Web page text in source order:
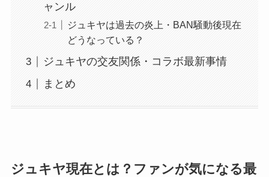
ャンル
ジュキヤは過去の炎上・BAN騒動後現在
どうなっている？
ジュキヤの交友関係・コラボ最新事情
まとめ
ジュキヤ現在とは？ファンが気になる最